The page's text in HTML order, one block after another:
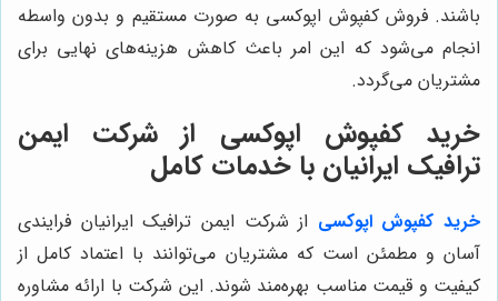
باشند. فروش کفپوش اپوکسی به صورت مستقیم و بدون واسطه
انجام می‌شود که این امر باعث کاهش هزینه‌های نهایی برای
مشتریان می‌گردد.
خرید کفپوش اپوکسی از شرکت ایمن
ترافیک ایرانیان با خدمات کامل
خرید کفپوش اپوکسی از شرکت ایمن ترافیک ایرانیان فرایندی
آسان و مطمئن است که مشتریان می‌توانند با اعتماد کامل از
کیفیت و قیمت مناسب بهره‌مند شوند. این شرکت با ارائه مشاوره